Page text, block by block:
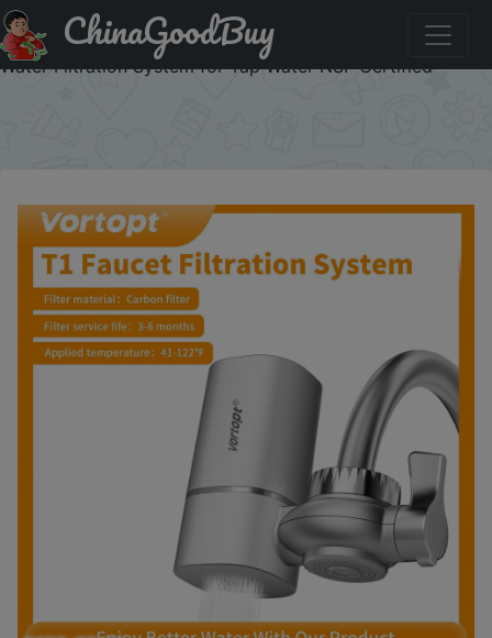
Купить с промокодом :CDUA01 Vortopt Faucet Water
Filter for Sink, Rapid Flow - 400 Gallons Faucet Mount
Water Filtration System for Tap Water NSF Certified
ChinaGoodBuy